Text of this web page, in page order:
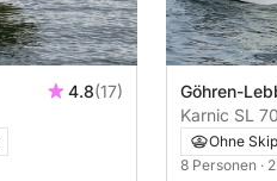
4.8(17)
Göhren-
Karnic SL
Ohne
8 Personen ·